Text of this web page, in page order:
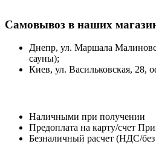
Самовывоз в наших
Днепр, ул. Маршала
сауны);
Киев, ул. Васильковская, 28,
Наличными при получении
Предоплата на карту/счет
Безналичный расчет (НДС/